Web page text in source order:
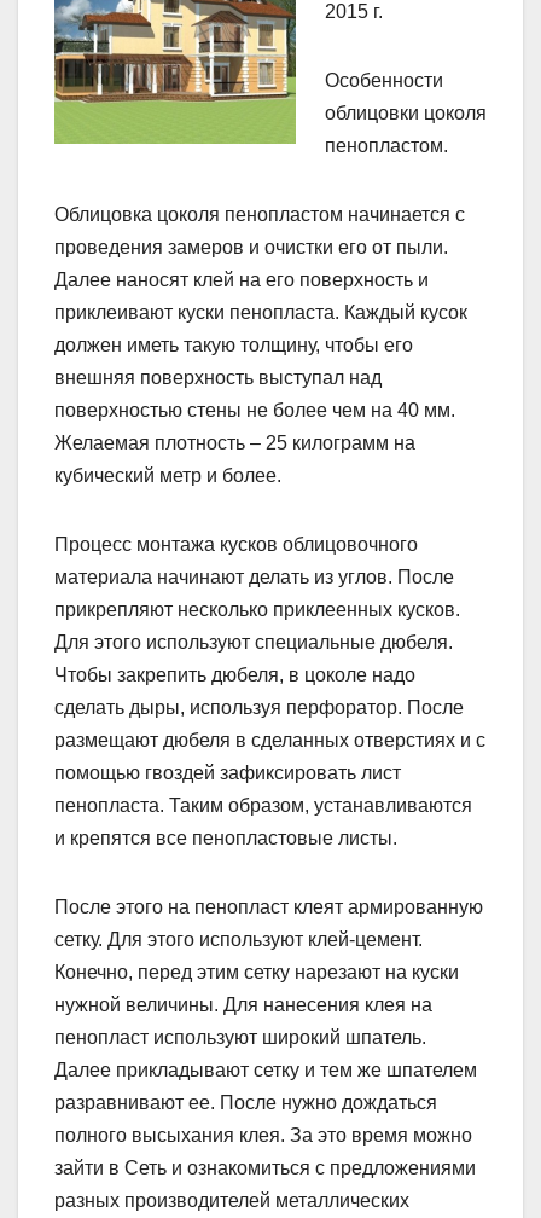
2015 г.
Особенности
облицовки цоколя
пенопластом.
Облицовка цоколя пенопластом начинается с
проведения замеров и очистки его от пыли.
Далее наносят клей на его поверхность и
приклеивают куски пенопласта. Каждый кусок
должен иметь такую толщину, чтобы его
внешняя поверхность выступал над
поверхностью стены не более чем на 40 мм.
Желаемая плотность – 25 килограмм на
кубический метр и более.
Процесс монтажа кусков облицовочного
материала начинают делать из углов. После
прикрепляют несколько приклеенных кусков.
Для этого используют специальные дюбеля.
Чтобы закрепить дюбеля, в цоколе надо
сделать дыры, используя перфоратор. После
размещают дюбеля в сделанных отверстиях и с
помощью гвоздей зафиксировать лист
пенопласта. Таким образом, устанавливаются
и крепятся все пенопластовые листы.
После этого на пенопласт клеят армированную
сетку. Для этого используют клей-цемент.
Конечно, перед этим сетку нарезают на куски
нужной величины. Для нанесения клея на
пенопласт используют широкий шпатель.
Далее прикладывают сетку и тем же шпателем
разравнивают ее. После нужно дождаться
полного высыхания клея. За это время можно
зайти в Сеть и ознакомиться с предложениями
разных производителей металлических